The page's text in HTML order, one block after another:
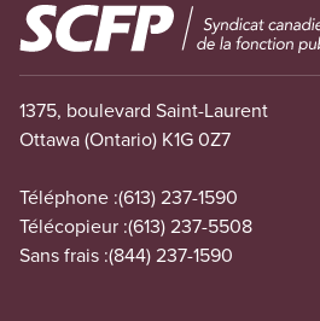
Image
1375, boulevard Saint-Laurent
Ottawa (Ontario) K1G 0Z7
Téléphone :(613) 237-1590
Télécopieur :(613) 237-5508
Sans frais :(844) 237-1590